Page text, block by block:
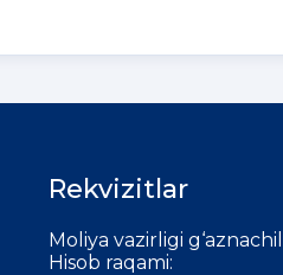
Rekvizitlar
Moliya vazirligi
Hisob raqami: